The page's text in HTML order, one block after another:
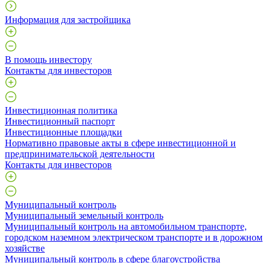
Информация для застройщика
В помощь инвестору
Контакты для инвесторов
Инвестиционная политика
Инвестиционный паспорт
Инвестиционные площадки
Нормативно правовые акты в сфере инвестиционной и
предпринимательской деятельности
Контакты для инвесторов
Муниципальный контроль
Муниципальный земельный контроль
Муниципальный контроль на автомобильном транспорте,
городском наземном электрическом транспорте и в дорожном
хозяйстве
Муниципальный контроль в сфере благоустройства